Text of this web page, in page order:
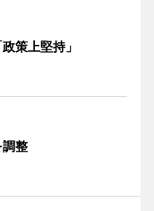
策上堅持」
整